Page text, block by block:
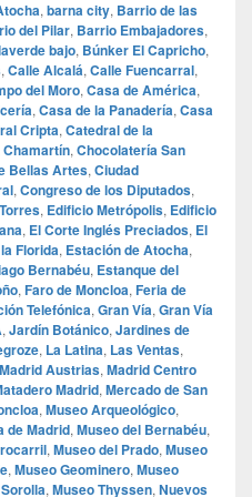
, barna city, Barrio de las
del Pilar, Barrio Embajadores,
bajo, Búnker El Capricho,
, Calle Alcalá, Calle Fuencarral,
del Moro, Casa de América,
, Casa de la Panadería, Casa
Cripta, Catedral de la
Chamartín, Chocolatería San
Bellas Artes, Ciudad
, Congreso de los Diputados,
, Edificio Metrópolis, Edificio
, El Corte Inglés Preciados, El
Florida, Estación de Atocha,
Bernabéu, Estanque del
, Faro de Moncloa, Feria de
Telefónica, Gran Vía, Gran Vía
, Jardín Botánico, Jardines de
, La Latina, Las Ventas,
Madrid Austrias, Madrid Centro
Madrid, Mercado de San
, Museo Arqueológico,
de Madrid, Museo del Bernabéu,
, Museo del Prado, Museo
, Museo Geominero, Museo
, Museo Thyssen, Nuevos